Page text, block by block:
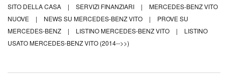
SITO DELLA CASA
| SERVIZI FINANZIARI |
MERCEDES-BENZ VITO
NUOVE
| NEWS SU MERCEDES-BENZ VITO |
PROVE SU
MERCEDES-BENZ
| LISTINO MERCEDES-BENZ VITO |
LISTINO
USATO MERCEDES-BENZ VITO (2014-->>)